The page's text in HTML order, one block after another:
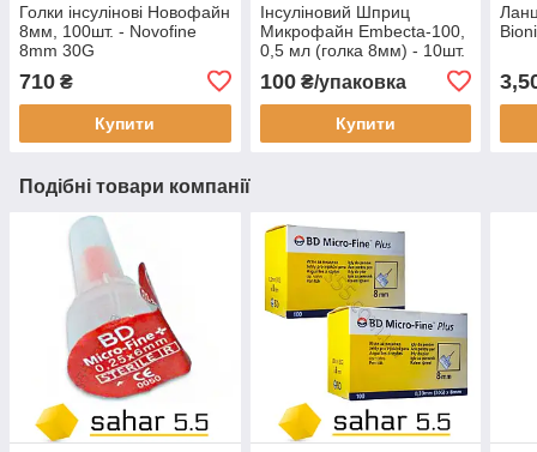
Голки інсулінові Новофайн
8мм, 100шт. - Novofine
8mm 30G
710 ₴
Купити
Інсуліновий Шприц
Микрофайн Embecta-100,
0,5 мл (голка 8мм) - 10шт.
100₴/упаковка
Купити
Подібні товари компанії